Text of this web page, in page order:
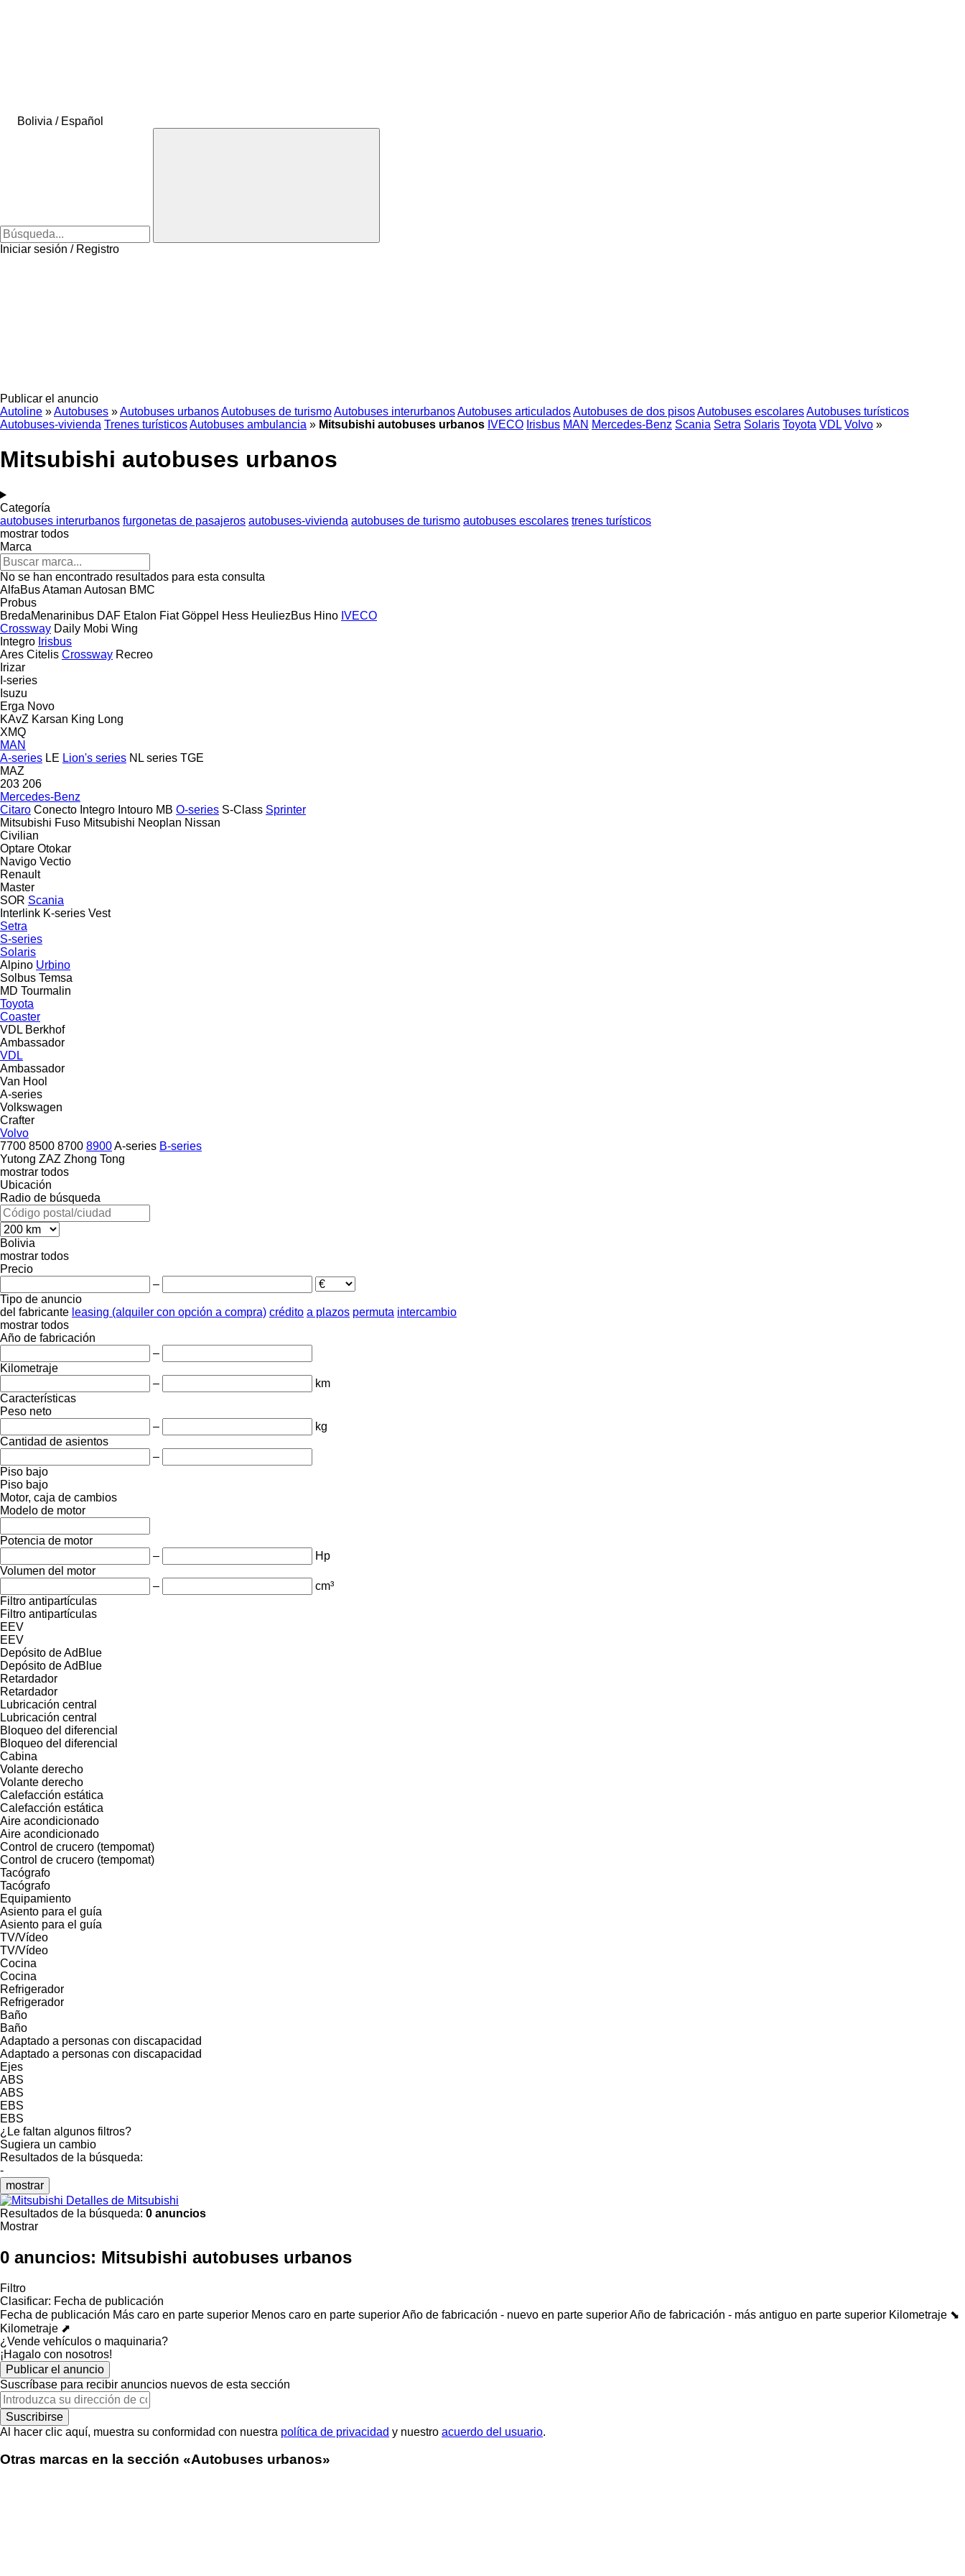
Bolivia / Español
Iniciar sesión / Registro
Publicar el anuncio
Autoline »Autobuses »Autobuses urbanosAutobuses de turismoAutobuses interurbanosAutobuses articuladosAutobuses de dos pisosAutobuses escolaresAutobuses turísticos
Autobuses-vivienda Trenes turísticosAutobuses ambulancia » Mitsubishi autobuses urbanos IVECO Irisbus MAN Mercedes-Benz Scania Setra Solaris Toyota VDL Volvo »
Mitsubishi autobuses urbanos
Categoría
autobuses interurbanos furgonetas de pasajeros autobuses-vivienda autobuses de turismo autobuses escolares trenes turísticos
mostrar todos
Marca
No se han encontrado resultados para esta consulta
AlfaBusAtaman Autosan BMC
Probus
BredaMenarinibus DAF Etalon Fiat Göppel Hess HeuliezBus Hino IVECO
Crossway Daily Mobi Wing
Integro Irisbus
Ares Citelis Crossway Recreo
Irizar
I-series
Isuzu
Erga Novo
KAvZ Karsan King Long
XMQ
MAN
A-series LE Lion's series NL series TGE
MAZ
203 206
Mercedes-Benz
Citaro Conecto Integro Intouro MB O-series S-Class Sprinter
Mitsubishi Fuso Mitsubishi Neoplan Nissan
Civilian
Optare Otokar
Navigo Vectio
Renault
Master
SOR Scania
Interlink K-series Vest
Setra
S-series
Solaris
Alpino Urbino
Solbus Temsa
MD Tourmalin
Toyota
Coaster
VDL Berkhof
Ambassador
VDL
Ambassador
Van Hool
A-series
Volkswagen
Crafter
Volvo
7700 8500 8700 8900A-series B-series
Yutong ZAZ Zhong Tong
mostrar todos
Ubicación
Radio de búsqueda
Bolivia
mostrar todos
Precio
–
Tipo de anuncio
del fabricante leasing (alquiler con opción a compra) crédito a plazos permuta intercambio
mostrar todos
Año de fabricación
–
Kilometraje
–
km
Características
Peso neto
–
kg
Cantidad de asientos
–
Piso bajo
Piso bajo
Motor, caja de cambios
Modelo de motor
Potencia de motor
–
Hp
Volumen del motor
–
cm³
Filtro antipartículas
Filtro antipartículas
EEV
EEV
Depósito de AdBlue
Depósito de AdBlue
Retardador
Retardador
Lubricación central
Lubricación central
Bloqueo del diferencial
Bloqueo del diferencial
Cabina
Volante derecho
Volante derecho
Calefacción estática
Calefacción estática
Aire acondicionado
Aire acondicionado
Control de crucero (tempomat)
Control de crucero (tempomat)
Tacógrafo
Tacógrafo
Equipamiento
Asiento para el guía
Asiento para el guía
TV/Vídeo
TV/Vídeo
Cocina
Cocina
Refrigerador
Refrigerador
Baño
Baño
Adaptado a personas con discapacidad
Adaptado a personas con discapacidad
Ejes
ABS
ABS
EBS
EBS
¿Le faltan algunos filtros?
Sugiera un cambio
Resultados de la búsqueda:
-
mostrar
Detalles de Mitsubishi
Resultados de la búsqueda: 0 anuncios
Mostrar
0 anuncios: Mitsubishi autobuses urbanos
Filtro
Clasificar: Fecha de publicación
Fecha de publicación Más caro en parte superior Menos caro en parte superiorAño de fabricación - nuevo en parte superiorAño de fabricación - más antiguo en parte superior Kilometraje ⬊
Kilometraje ⬈
¿Vende vehículos o maquinaria?
¡Hagalo con nosotros!
Publicar el anuncio
Suscríbase para recibir anuncios nuevos de esta sección
Suscribirse
Al hacer clic aquí, muestra su conformidad con nuestra política de privacidad y nuestro acuerdo del usuario.
Otras marcas en la sección «Autobuses urbanos»